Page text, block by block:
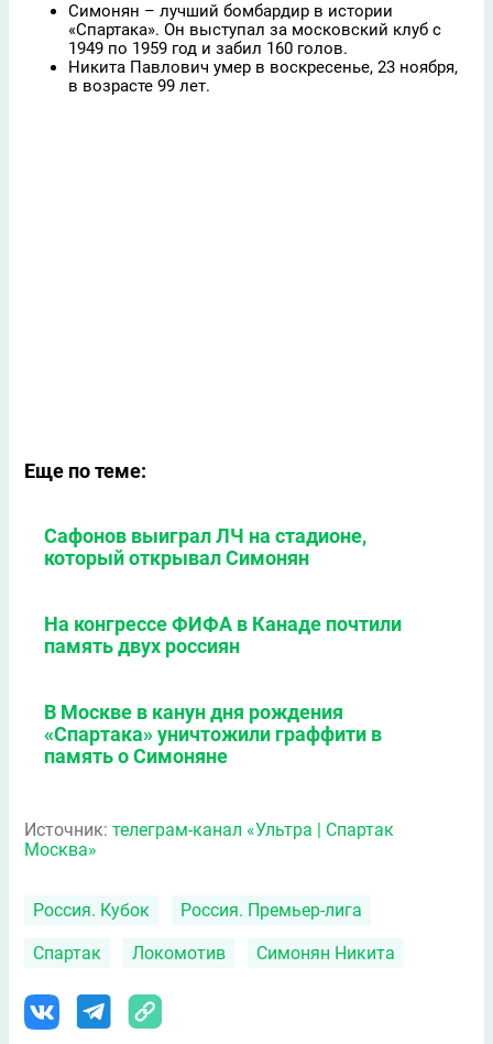
Симонян – лучший бомбардир в истории
«Спартака». Он выступал за московский клуб с
1949 по 1959 год и забил 160 голов.
Никита Павлович умер в воскресенье, 23 ноября,
в возрасте 99 лет.
Еще по теме:
Сафонов выиграл ЛЧ на стадионе,
который открывал Симонян
На конгрессе ФИФА в Канаде почтили
память двух россиян
В Москве в канун дня рождения
«Спартака» уничтожили граффити в
память о Симоняне
Источник: телеграм-канал «Ультра | Спартак
Москва»
Россия. Кубок Россия. Премьер-лига
Спартак Локомотив Симонян Никита